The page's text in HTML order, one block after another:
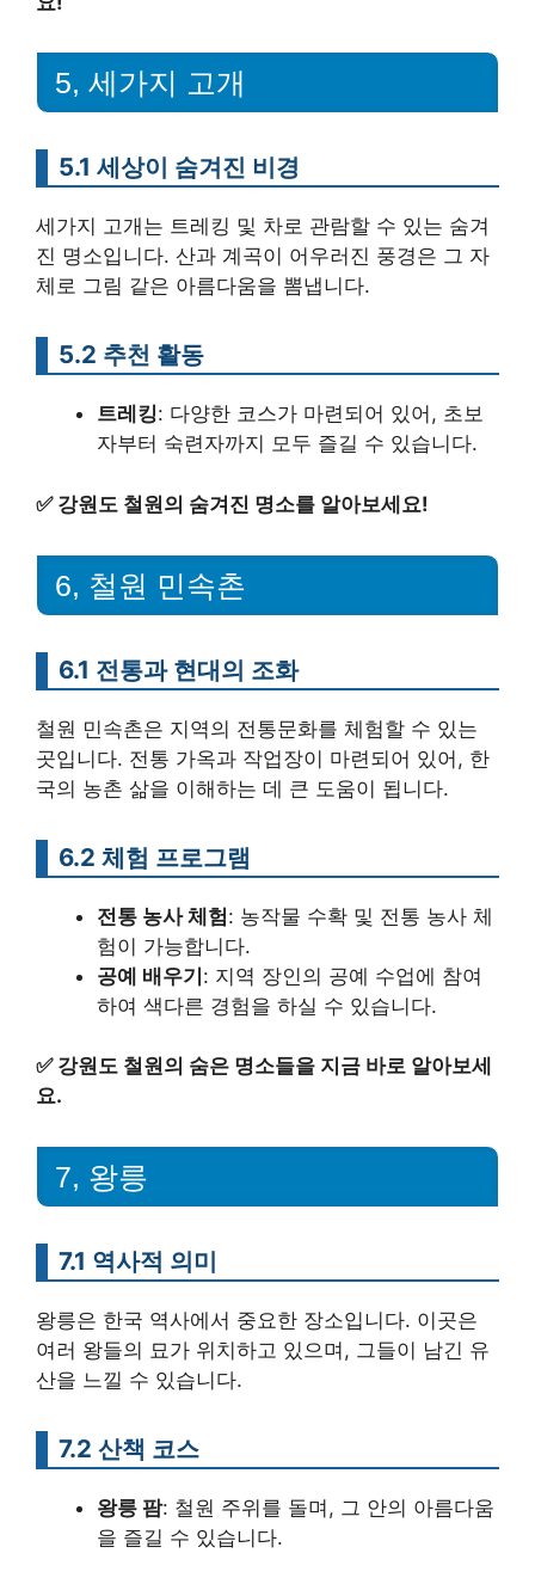
5, 세가지 고개
5.1 세상이 숨겨진 비경
세가지 고개는 트레킹 및 차로 관람할 수 있는 숨겨
진 명소입니다. 산과 계곡이 어우러진 풍경은 그 자
체로 그림 같은 아름다움을 뽐냅니다.
5.2 추천 활동
트레킹: 다양한 코스가 마련되어 있어, 초보
자부터 숙련자까지 모두 즐길 수 있습니다.
✅ 강원도 철원의 숨겨진 명소를 알아보세요!
6, 철원 민속촌
6.1 전통과 현대의 조화
철원 민속촌은 지역의 전통문화를 체험할 수 있는
곳입니다. 전통 가옥과 작업장이 마련되어 있어, 한
국의 농촌 삶을 이해하는 데 큰 도움이 됩니다.
6.2 체험 프로그램
전통 농사 체험: 농작물 수확 및 전통 농사 체
험이 가능합니다.
공예 배우기: 지역 장인의 공예 수업에 참여
하여 색다른 경험을 하실 수 있습니다.
✅ 강원도 철원의 숨은 명소들을 지금 바로 알아보세
요.
7, 왕릉
7.1 역사적 의미
왕릉은 한국 역사에서 중요한 장소입니다. 이곳은
여러 왕들의 묘가 위치하고 있으며, 그들이 남긴 유
산을 느낄 수 있습니다.
7.2 산책 코스
왕릉 팜: 철원 주위를 돌며, 그 안의 아름다움
을 즐길 수 있습니다.